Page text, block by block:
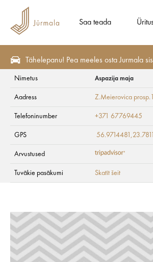
Saa teada
Tähelepanu! Pea meeles osta Jurmala
Aspazija
Nimetus Aspazija maja
Aadress Z.Meierovica
Telefoninumber +371 67769445
GPS
Arvustused
Tuvākie pasākumi Skatīt šeit